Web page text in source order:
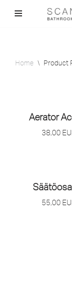
Home \ Product
Aerator
38,00
55,00